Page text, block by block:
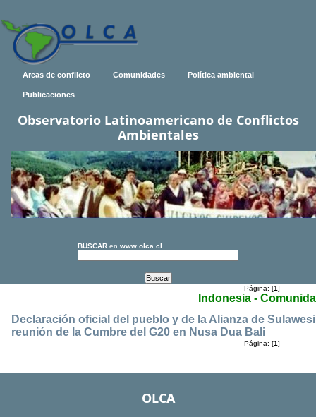
Areas de conflicto Comunidades Política ambiental
Publicaciones
Observatorio Latinoamericano de Conflictos
Ambientales
BUSCAR en www.olca.cl
Página: [1]
Indonesia -
Declaración oficial del pueblo y de la Alianza de
reunión de la Cumbre del G20 en Nusa Dua Bali
Página: [1]
OLCA